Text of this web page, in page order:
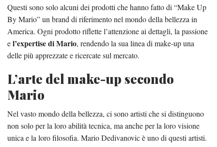
Questi sono solo alcuni dei prodotti che hanno fatto di “Make Up
By Mario” un brand di riferimento nel mondo della bellezza in
America. Ogni prodotto riflette l’attenzione ai dettagli, la passione
el’expertise di Mario, rendendo la sua linea di make-up una
delle più apprezzate e ricercate sul mercato.
L’arte del make-up secondo
Mario
Nel vasto mondo della bellezza, ci sono artisti che si distinguono
non solo per la loro abilità tecnica, ma anche per la loro visione
unica e la loro filosofia. Mario Dedivanovic è uno di questi artisti.